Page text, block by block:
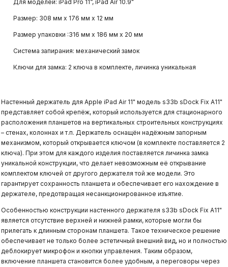
Для моделей: iPad Pro 11“, iPad Air 10.9"
Размер: 308 мм х 176 мм х 12 мм
Размер упаковки :316 мм х 186 мм х 20 мм
Система запирания: механический замок
Ключи для замка: 2 ключа в комплекте, личинка уникальная
Настенный держатель для Apple iPad Air 11" модель s33b sDock Fix A11"
представляет собой крепёж, который используется для стационарного
расположения планшетов на вертикальных строительных конструкциях
– стенах, колоннах и т.п. Держатель оснащён надёжным запорным
механизмом, который открывается ключом (в комплекте поставляется 2
ключа). При этом для каждого изделия поставляется личинка замка
уникальной конструкции, что делает невозможным её открывание
комплектом ключей от другого держателя той же модели. Это
гарантирует сохранность планшета и обеспечивает его нахождение в
держателе, предотвращая несанкционированное изъятие.
Особенностью конструкции настенного держателя s33b sDock Fix A11"
является отсутствие верхней и нижней рамки, которые могли бы
прилегать к длинным сторонам планшета. Такое техническое решение
обеспечивает не только более эстетичный внешний вид, но и полностью
деблокирует микрофон и кнопки управления. Таким образом,
включение планшета становится более удобным, а переговоры через